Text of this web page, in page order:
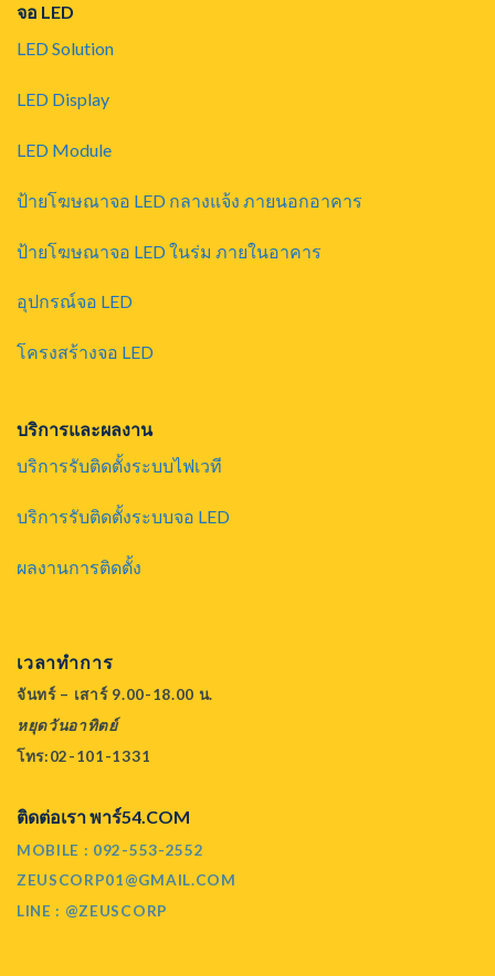
จอ LED
LED Solution
LED Display
LED Module
ป้ายโฆษณาจอ LED กลางแจ้ง ภายนอกอาคาร
ป้ายโฆษณาจอ LED ในร่ม ภายในอาคาร
อุปกรณ์จอ LED
โครงสร้างจอ LED
บริการและผลงาน
บริการรับติดตั้งระบบไฟเวที
บริการรับติดตั้งระบบจอ LED
ผลงานการติดตั้ง
เวลาทำการ
จันทร์ – เสาร์ 9.00-18.00 น.
หยุดวันอาทิตย์
โทร:02-101-1331
ติดต่อเรา พาร์54.COM
MOBILE : 092-553-2552
ZEUSCORP01@GMAIL.COM
LINE : @ZEUSCORP